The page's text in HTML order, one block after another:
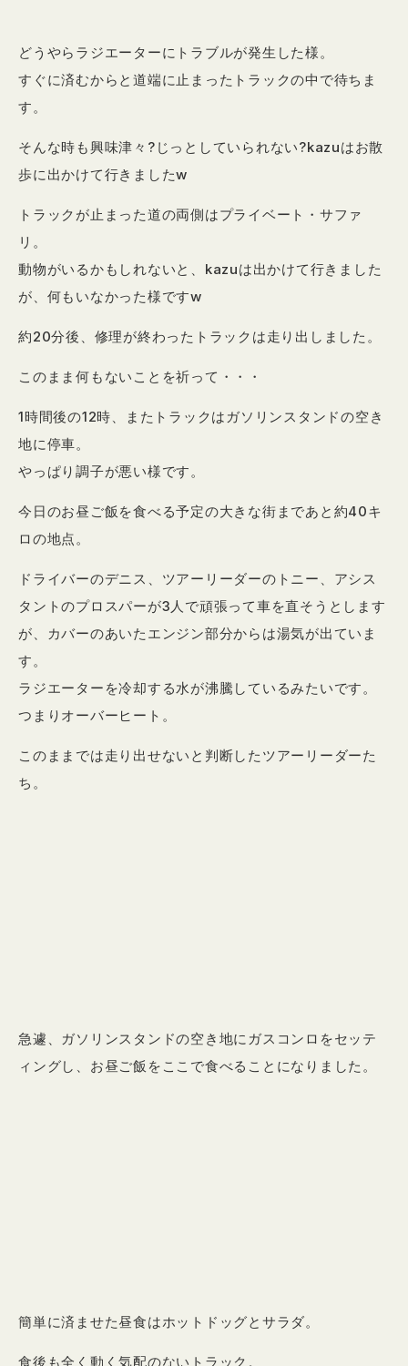
どうやらラジエーターにトラブルが発生した様。
すぐに済むからと道端に止まったトラックの中で待ちま
す。
そんな時も興味津々?じっとしていられない?kazuはお散
歩に出かけて行きましたw
トラックが止まった道の両側はプライベート・サファ
リ。
動物がいるかもしれないと、kazuは出かけて行きました
が、何もいなかった様ですw
約20分後、修理が終わったトラックは走り出しました。
このまま何もないことを祈って・・・
1時間後の12時、またトラックはガソリンスタンドの空き
地に停車。
やっぱり調子が悪い様です。
今日のお昼ご飯を食べる予定の大きな街まであと約40キ
ロの地点。
ドライバーのデニス、ツアーリーダーのトニー、アシス
タントのプロスパーが3人で頑張って車を直そうとします
が、カバーのあいたエンジン部分からは湯気が出ていま
す。
ラジエーターを冷却する水が沸騰しているみたいです。
つまりオーバーヒート。
このままでは走り出せないと判断したツアーリーダーた
ち。
急遽、ガソリンスタンドの空き地にガスコンロをセッテ
ィングし、お昼ご飯をここで食べることになりました。
簡単に済ませた昼食はホットドッグとサラダ。
食後も全く動く気配のないトラック。